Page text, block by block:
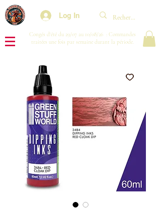
Log In
Congés d'été du 29/07 au 10/08/26 : Commandes
traitées une fois par semaine durant la période.